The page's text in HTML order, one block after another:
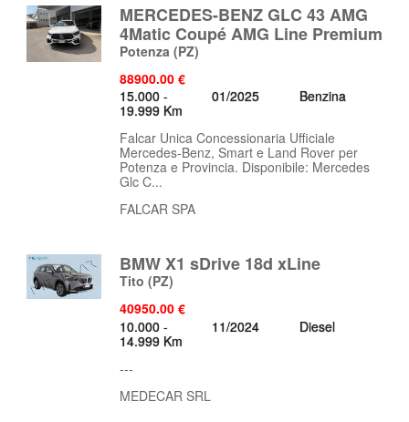
MERCEDES-BENZ GLC 43 AMG
4Matic Coupé AMG Line Premium
Potenza (PZ)
88900.00 €
15.000 -
19.999 Km
01/2025 Benzina
Falcar Unica Concessionaria Ufficiale
Mercedes-Benz, Smart e Land Rover per
Potenza e Provincia. Disponibile: Mercedes
Glc C...
FALCAR SPA
BMW X1 sDrive 18d xLine
Tito (PZ)
40950.00 €
10.000 -
14.999 Km
11/2024 Diesel
---
MEDECAR SRL